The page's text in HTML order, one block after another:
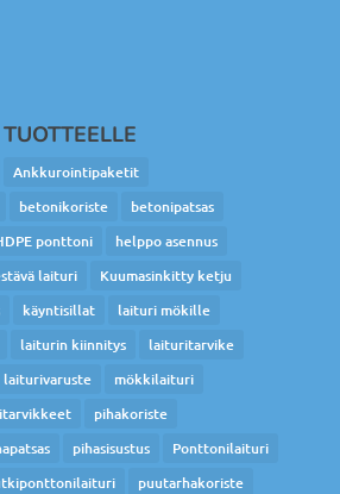
Ankkurointipaketit
betonikoriste
betonipatsas
ponttoni
helppo asennus
laituri
Kuumasinkitty ketju
käyntisillat
laituri mökille
laiturin kiinnitys
laituritarvike
laiturivaruste
mökkilaituri
pihakoriste
pihasisustus
Ponttonilaituri
puutarhakoriste